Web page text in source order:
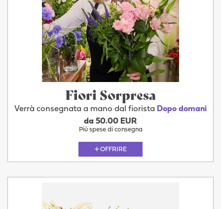
Fiori Sorpresa
Verrà consegnata a mano dal fiorista Dopo domani
da 50.00 EUR
Più spese di consegna
OFFRIRE